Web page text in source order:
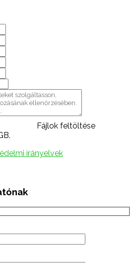
Fájlok feltöltése
irányelvek